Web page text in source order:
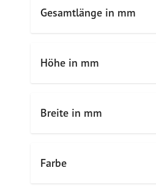
Gesamtlänge in mm
Höhe in mm
Breite in mm
Farbe